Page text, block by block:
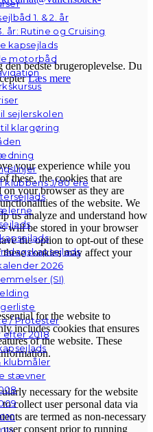
1. & 2. år
år: Rutine og Cruising
kapsejlads
motorbåd
sejlerskolen
klargøring
klubbens J/80’ere
2026
(SI)
/ Protester
2018
klubmåler
stævner
bedste brugeroplevelse. Du
Læs mere
your experience while you
these, the cookies that are
on your browser as they are
of the website. We
us analyze and understand how
will be stored in your browser
the option to opt-out of these
cookies may affect your
for the website to
includes cookies that ensures
of the website. These
necessary for the website
collect user personal data via
are termed as non-necessary
consent prior to running